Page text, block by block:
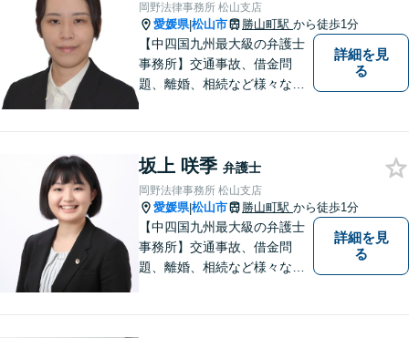
岡野法律事務所 松山支店
愛媛県|松山市 勝山町駅 から徒歩1分
【中四国九州最大級の弁護士
事務所】交通事故、借金問
題、離婚、相続など様々な問
い！
詳細を見
る
坂上 咲季 弁護士
岡野法律事務所 松山支店
愛媛県|松山市 勝山町駅 から徒歩1分
【中四国九州最大級の弁護士
事務所】交通事故、借金問
題、離婚、相続など様々な問
詳細を見
る